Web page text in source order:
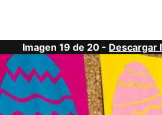
Imagen 19 de 20 - Descargar